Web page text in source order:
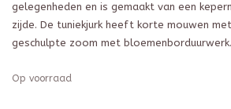
gelegenheden en is gemaakt van een
zijde. De tuniekjurk heeft korte mouwen
geschulpte zoom met bloemenborduurwerk.
Op voorraad